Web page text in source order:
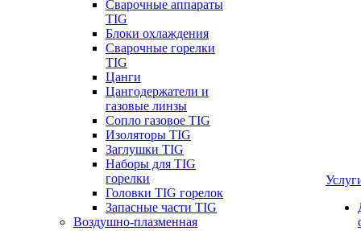
Сварочные аппараты
TIG
Блоки охлаждения
Сварочные горелки
TIG
Цанги
Цангодержатели и
газовые линзы
Сопло газовое TIG
Изоляторы TIG
Заглушки TIG
Наборы для TIG
горелки
Головки TIG горелок
Запасные части TIG
Воздушно-плазменная